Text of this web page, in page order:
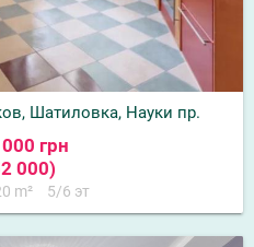
Шатиловка, Науки пр.
грн
000)
m² 5/6 эт